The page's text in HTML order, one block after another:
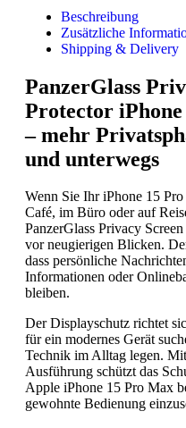
Beschreibung
Zusätzliche
Shipping & Delivery
PanzerGlass
Protector
– mehr
und unterwegs
Wenn Sie Ihr iPhone 15
Café, im Büro oder auf
PanzerGlass Privacy
vor neugierigen Blicken.
dass persönliche
Informationen oder
bleiben.
Der Displayschutz richtet
für ein modernes Gerät
Technik im Alltag legen.
Ausführung schützt das
Apple iPhone 15 Pro Max
gewohnte Bedienung